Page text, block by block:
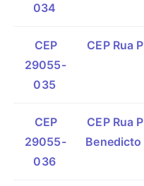
034
CEP
29055-
035
CEP Rua
CEP
29055-
036
CEP Rua